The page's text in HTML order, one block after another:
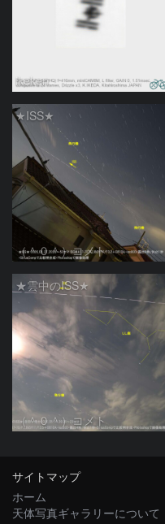
ikeken
★ISS★
（＾０＾）コメト
★雲中のISS★
（＾０＾）コメト
サイトマップ
ホーム
天体写真ギャラリーについて